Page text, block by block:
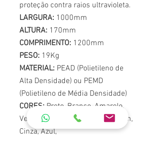
proteção contra raios ultravioleta.
LARGURA: 1000mm
ALTURA: 170mm
COMPRIMENTO: 1200mm
PESO: 19Kg
MATERIAL: PEAD (Polietileno de
Alta Densidade) ou PEMD
(Polietileno de Média Densidade)
CORES: Preto, Branco, Amarelo,
Vermelho, Verde, Laranja, Marrom,
Cinza, Azul,